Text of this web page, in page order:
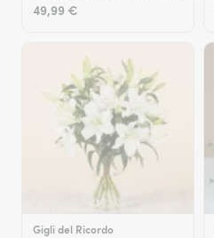
49,99 €
Gigli del Ricordo